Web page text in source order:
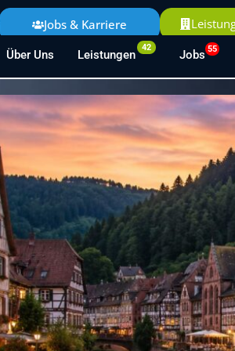
Jobs & Karriere
Über Uns Leistungen
42
Jobs 55